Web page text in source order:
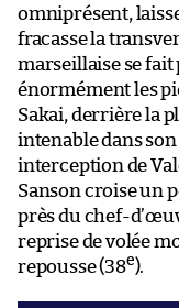
omniprésent,
fracasse la
marseillaise se fait
énormément les
Sakai, derrière la
intenable dans
interception de
Sanson croise un
près du chef-
reprise de volée
repousse (38e).